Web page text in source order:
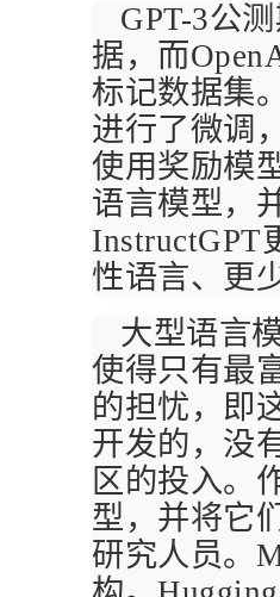
GPT-3公
据，而
标记数据集
进行了微调
使用奖励模
语言模型，
InstructGPT
性语言、更
大型语言
使得只有最
的担忧，即
开发的，没
区的投入。
型，并将它
研究人员。